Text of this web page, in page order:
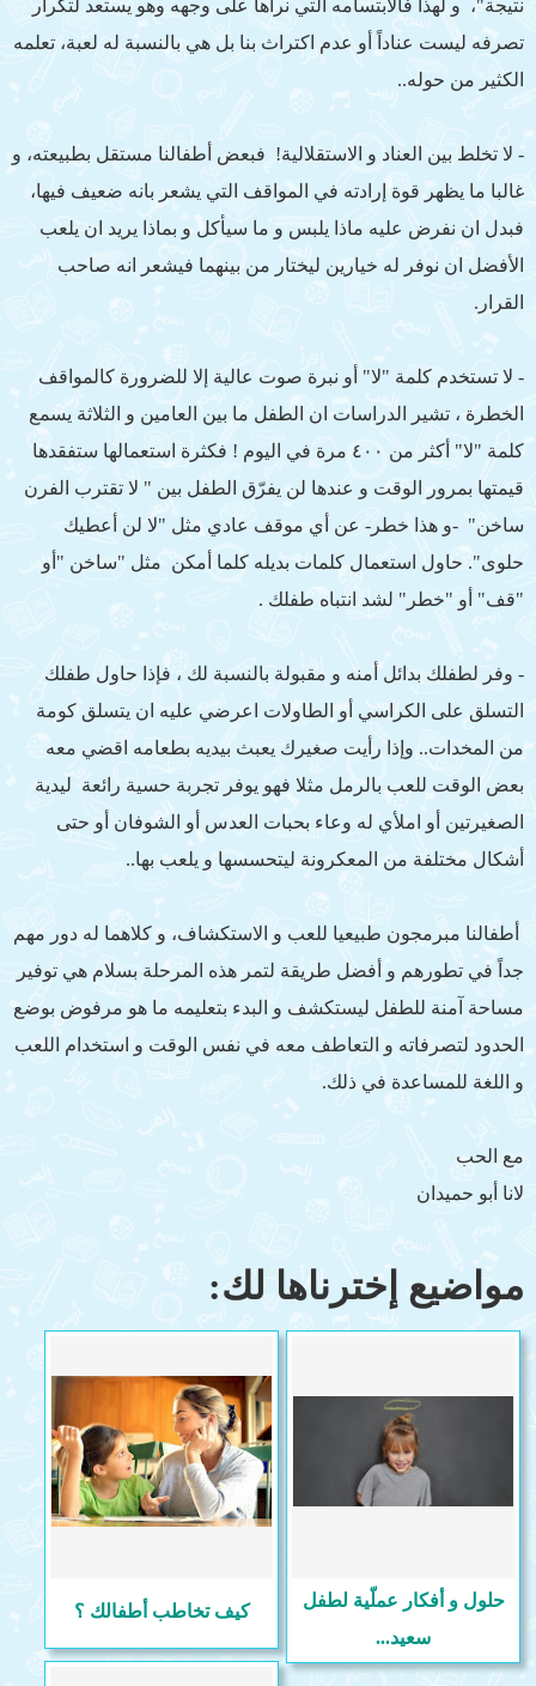
نتيجة"، و لهذا فالابتسامه التي نراها على وجهه وهو يستعد لتكرار
تصرفه ليست عناداً أو عدم اكتراث بنا بل هي بالنسبة له لعبة، تعلمه
الكثير من حوله..
- لا تخلط بين العناد و الاستقلالية! فبعض أطفالنا مستقل بطبيعته، و
غالبا ما يظهر قوة إرادته في المواقف التي يشعر بانه ضعيف فيها،
فبدل ان نفرض عليه ماذا يلبس و ما سيأكل و بماذا يريد ان يلعب
الأفضل ان نوفر له خيارين ليختار من بينهما فيشعر انه صاحب
القرار.
- لا تستخدم كلمة "لا" أو نبرة صوت عالية إلا للضرورة كالمواقف
الخطرة ، تشير الدراسات ان الطفل ما بين العامين و الثلاثة يسمع
كلمة "لا" أكثر من ٤٠٠ مرة في اليوم ! فكثرة استعمالها ستفقدها
قيمتها بمرور الوقت و عندها لن يفرّق الطفل بين " لا تقترب الفرن
ساخن" -و هذا خطر- عن أي موقف عادي مثل "لا لن أعطيك
حلوى". حاول استعمال كلمات بديله كلما أمكن مثل "ساخن "أو
"قف" أو "خطر" لشد انتباه طفلك .
- وفر لطفلك بدائل أمنه و مقبولة بالنسبة لك ، فإذا حاول طفلك
التسلق على الكراسي أو الطاولات اعرضي عليه ان يتسلق كومة
من المخدات.. وإذا رأيت صغيرك يعبث بيديه بطعامه اقضي معه
بعض الوقت للعب بالرمل مثلا فهو يوفر تجربة حسية رائعة ليدية
الصغيرتين أو املأي له وعاء بحبات العدس أو الشوفان أو حتى
أشكال مختلفة من المعكرونة ليتحسسها و يلعب بها..
أطفالنا مبرمجون طبيعيا للعب و الاستكشاف، و كلاهما له دور مهم
جداً في تطورهم و أفضل طريقة لتمر هذه المرحلة بسلام هي توفير
مساحة آمنة للطفل ليستكشف و البدء بتعليمه ما هو مرفوض بوضع
الحدود لتصرفاته و التعاطف معه في نفس الوقت و استخدام اللعب
و اللغة للمساعدة في ذلك.
مع الحب
لانا أبو حميدان
مواضيع إخترناها لك:
حلول و أفكار عملّية لطفل
سعيد...
كيف تخاطب أطفالك ؟